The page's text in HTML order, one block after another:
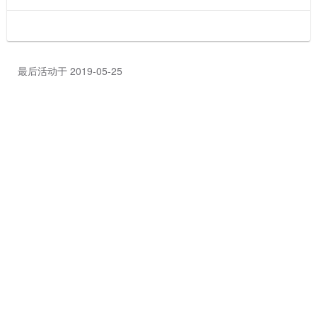
最后活动于 2019-05-25